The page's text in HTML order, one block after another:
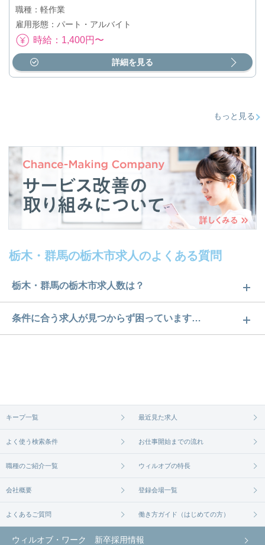
職種：軽作業
雇用形態：パート・アルバイト
時給：1,400円〜
詳細を見る
もっと見る
栃木・群馬の栃木市求人のよくある質問
栃木・群馬の栃木市求人数は？
栃木・群馬の栃木市求人数は15件です。どのような
求人があるかぜひチェックしてみてください。
条件に合う求人が見つからず困っています…
無料相談の登録はコチラから
キープ一覧 最近見た求人
よく使う検索条件 お仕事開始までの流れ
職種のご紹介一覧 ウィルオブの特長
会社概要 登録会場一覧
よくあるご質問 働き方ガイド（はじめての方）
ウィルオブ・ワーク 新卒採用情報